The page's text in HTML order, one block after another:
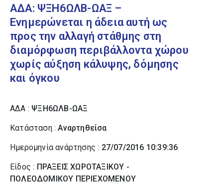
ΑΔΑ: ΨΞΗ6ΩΛΒ-ΩΑΞ –
Ενημερώνεται η άδεια αυτή ως
προς την αλλαγή στάθμης στη
διαμόρφωση περιβάλλοντα χώρου
χωρίς αύξηση κάλυψης, δόμησης
και όγκου
ΑΔΑ : ΨΞΗ6ΩΛΒ-ΩΑΞ
Κατάσταση :Αναρτηθείσα
Ημερομηνία ανάρτησης : 27/07/2016 10:39:36
Είδος : ΠΡΑΞΕΙΣ ΧΩΡΟΤΑΞΙΚΟΥ -
ΠΟΛΕΟΔΟΜΙΚΟΥ ΠΕΡΙΕΧΟΜΕΝΟΥ